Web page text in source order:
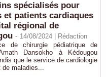
spécialisés pour
et patients cardiaques
régional de
- 14/08/2024 |
Rédaction
de chirurgie pédiatrique de
Dansokho à Kédougou
que le service de cardiologie
de maladies...